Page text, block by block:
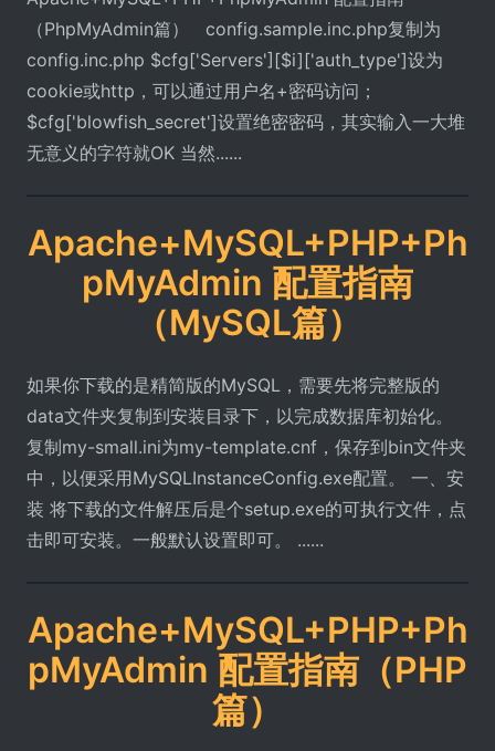
（PhpMyAdmin篇） config.sample.inc.php复制为
config.inc.php $cfg['Servers'][$i]['auth_type']设为
cookie或http，可以通过用户名+密码访问；
$cfg['blowfish_secret']设置绝密密码，其实输入一大堆
无意义的字符就OK 当然......
Apache+MySQL+PHP+Ph
pMyAdmin 配置指南
（MySQL篇）
如果你下载的是精简版的MySQL，需要先将完整版的
data文件夹复制到安装目录下，以完成数据库初始化。
复制my-small.ini为my-template.cnf，保存到bin文件夹
中，以便采用MySQLInstanceConfig.exe配置。 一、安
装 将下载的文件解压后是个setup.exe的可执行文件，点
击即可安装。一般默认设置即可。 ......
Apache+MySQL+PHP+Ph
pMyAdmin 配置指南（PHP
篇）